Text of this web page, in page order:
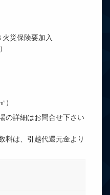
保険要加入
）
の詳細はお問合せ下さい
料は、引越代還元金より